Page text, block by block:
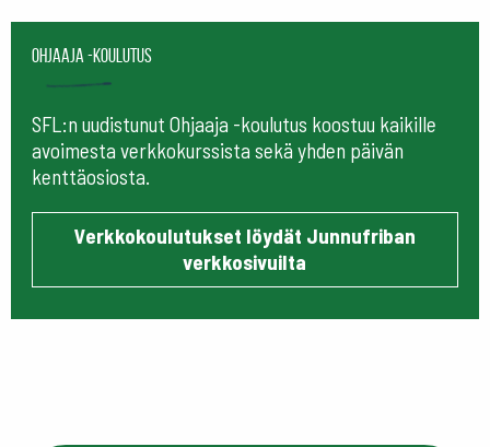
Ohjaaja -koulutus
SFL:n uudistunut Ohjaaja -koulutus koostuu kaikille
avoimesta verkkokurssista sekä yhden päivän
kenttäosiosta.
Verkkokoulutukset löydät Junnufriban
verkkosivuilta